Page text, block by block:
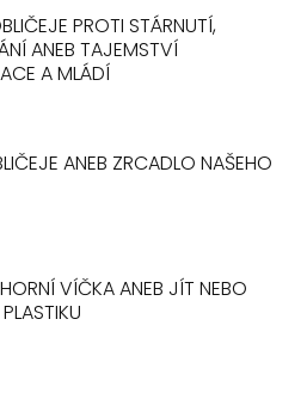
PROTI STÁRNUTÍ,
ANEB TAJEMSTVÍ
A MLÁDÍ
ANEB ZRCADLO NAŠEHO
VÍČKA ANEB JÍT NEBO